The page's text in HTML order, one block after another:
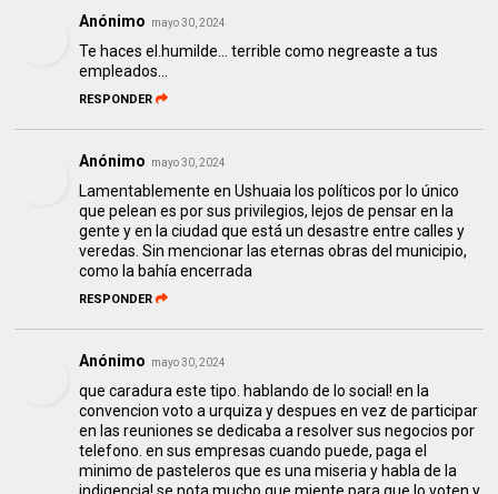
Anónimo mayo 30, 2024
Te haces el.humilde... terrible como negreaste a tus
empleados...
RESPONDER
Anónimo mayo 30, 2024
Lamentablemente en Ushuaia los políticos por lo único
que pelean es por sus privilegios, lejos de pensar en la
gente y en la ciudad que está un desastre entre calles y
veredas. Sin mencionar las eternas obras del municipio,
como la bahía encerrada
RESPONDER
Anónimo mayo 30, 2024
que caradura este tipo. hablando de lo social! en la
convencion voto a urquiza y despues en vez de participar
en las reuniones se dedicaba a resolver sus negocios por
telefono. en sus empresas cuando puede, paga el
minimo de pasteleros que es una miseria y habla de la
indigencia! se nota mucho que miente para que lo voten y